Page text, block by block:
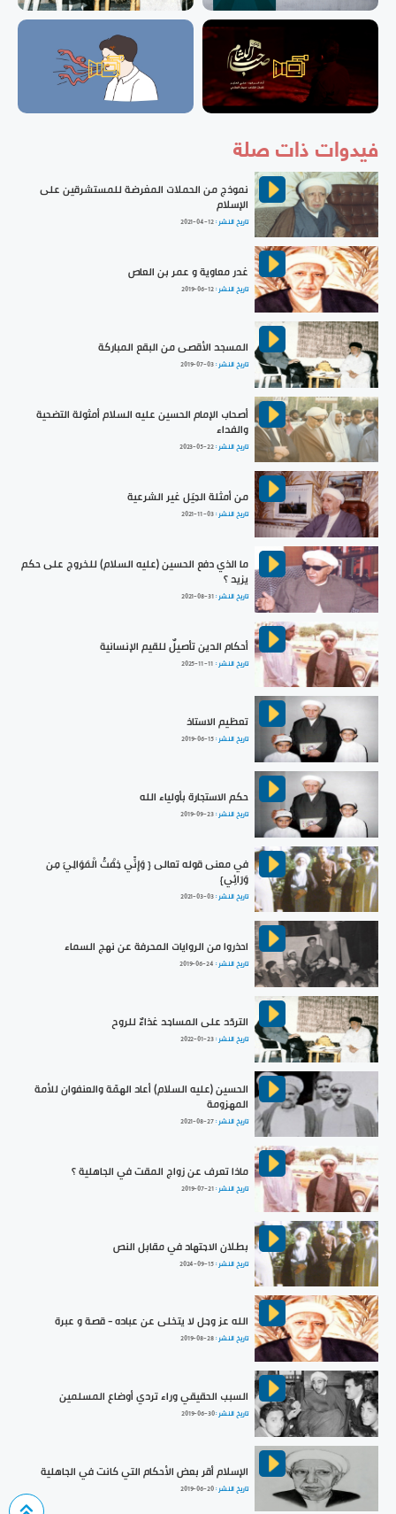
فيدوات ذات صلة
نموذج من الحملات المغرضة للمستشرقين على
الإسلام
تاريخ النشر :2021-04-12
غدر معاوية و عمر بن العاص
تاريخ النشر :2019-06-12
المسجد الأقصى من البقع المباركة
تاريخ النشر :2019-07-03
أصحاب الإمام الحسين عليه السلام أمثولة التضحية
والفداء
تاريخ النشر :2023-05-22
من أمثلة الحِيَل غير الشرعية
تاريخ النشر :2021-11-03
ما الذي دفع الحسين (عليه السلام) للخروج على حكم
يزيد ؟
تاريخ النشر :2021-08-31
أحكام الدين تأصيلٌ للقيم الإنسانية
تاريخ النشر : 2025-11-11
تعظيم الاستاذ
تاريخ النشر :2019-06-15
حكم الاستجارة بأولياء الله
تاريخ النشر :2019-09-23
في معنى قوله تعالى { وَإِنِّي خِفْتُ الْمَوَالِيَ مِن
وَرَائِي}
تاريخ النشر :2021-03-03
احذروا من الروايات المحرفة عن نهج السماء
تاريخ النشر : 2019-06-24
التردّد على المساجد غذاءٌ للروح
تاريخ النشر :2022-01-23
الحسين (عليه السلام) أعاد الهمّة والعنفوان للأمة
المهزومة
تاريخ النشر :2021-08-27
ماذا تعرف عن زواج المقت في الجاهلية ؟
تاريخ النشر :2019-07-21
بطلان الاجتهاد في مقابل النص
تاريخ النشر :2024-09-15
الله عز وجل لا يتخلى عن عباده - قصة و عبرة
تاريخ النشر :2019-08-28
السبب الحقيقي وراء تردي أوضاع المسلمين
تاريخ النشر :2019-06-30
الإسلام أقر بعض الأحكام التي كانت في الجاهلية
تاريخ النشر :2019-06-20